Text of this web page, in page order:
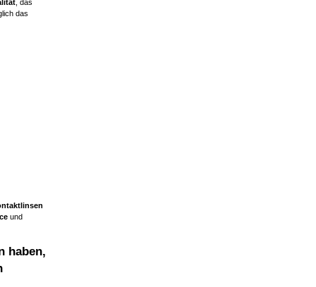
, das
das
und
haben,